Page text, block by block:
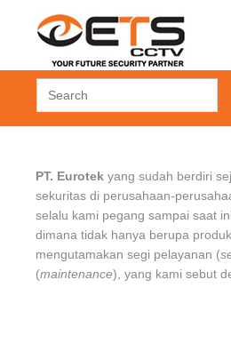
Hard Disk Drive
Others
PT. Eurotek yang sudah berdiri
sekuritas di perusahaan-
selalu kami pegang sampai saat
dimana tidak hanya berupa
mengutamakan segi pelayanan (
(maintenance), yang kami sebut